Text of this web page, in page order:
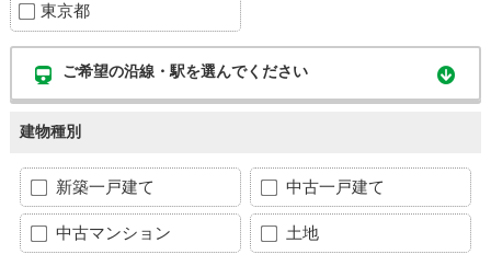
東京都
ご希望の沿線・駅を選んでください
建物種別
新築一戸建て 中古一戸建て
中古マンション 土地